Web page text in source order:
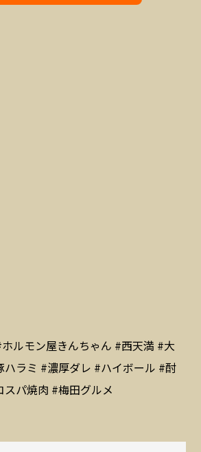
ルモン屋きんちゃん #西天満 #大
ラミ #濃厚ダレ #ハイボール #酎
パ焼肉 #梅田グルメ